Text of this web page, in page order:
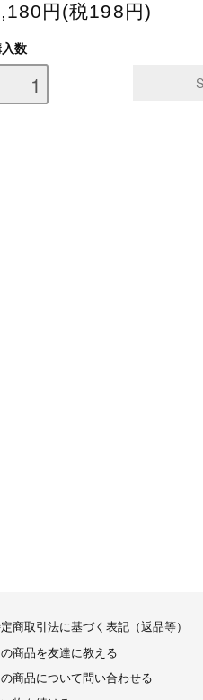
円(税198円)
数
商取引法に基づく表記（返品等）
の商品を友達に教える
商品について問い合わせる